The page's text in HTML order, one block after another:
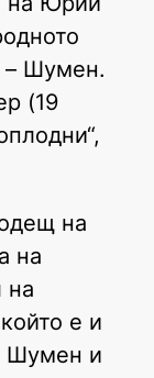
– Шумен.
(19
на
на
на
е и
Шумен и